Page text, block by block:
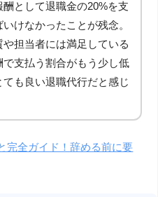
酬として退職金の20%を支
けなかったことが残念。
担当者には満足している
で支払う割合がもう少し低
ても良い退職代行だと感じ
完全ガイド！辞める前に要